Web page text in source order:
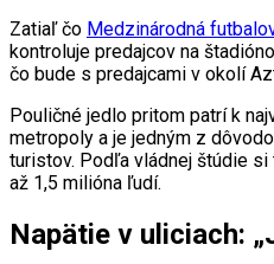
Zatiaľ čo Medzinárodná
kontroluje predajcov na
čo bude s predajcami v okolí
Pouličné jedlo pritom patrí k
metropoly a je jedným z
turistov. Podľa vládnej štúdie
až 1,5 milióna ľudí.
Napätie v uliciach: